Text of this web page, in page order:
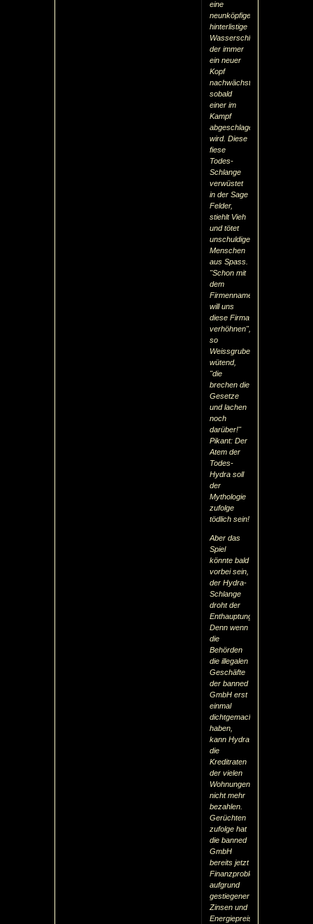
eine
neunköpfige,
hinterlistige
Wasserschlange,
der immer
ein neuer
Kopf
nachwächst,
sobald
einer im
Kampf
abgeschlagen
wird. Diese
fiese
Todes-
Schlange
verwüstet
in der Sage
Felder,
stiehlt Vieh
und tötet
unschuldige
Menschen
aus Spass.
"Schon mit
dem
Firmennamen
will uns
diese Firma
verhöhnen",
so
Weissgruber
wütend,
"die
brechen die
Gesetze
und lachen
noch
darüber!"
Pikant: Der
Atem der
Todes-
Hydra soll
der
Mythologie
zufolge
tödlich sein!
Aber das
Spiel
könnte bald
vorbei sein,
der Hydra-
Schlange
droht der
Enthauptungsschlag:
Denn wenn
die
Behörden
die illegalen
Geschäfte
der banned
GmbH erst
einmal
dichtgemacht
haben,
kann Hydra
die
Kreditraten
der vielen
Wohnungen
nicht mehr
bezahlen.
Gerüchten
zufolge hat
die banned
GmbH
bereits jetzt
Finanzprobleme,
aufgrund
gestiegener
Zinsen und
Energiepreise